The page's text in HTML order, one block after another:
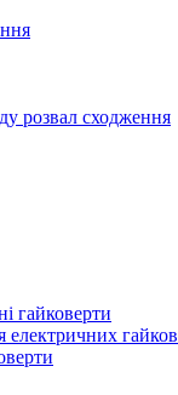
розвал сходження
гайковерти
електричних